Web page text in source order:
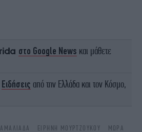
στο Google News και μάθετε
Ειδήσεις από την Ελλάδα και τον Κόσμο,
ΑΜΑΛΙΆΔΑ ΕΙΡΗΝΗ ΜΟΥΡΤΖΟΥΚΟΥ
ΜΩΡΆ